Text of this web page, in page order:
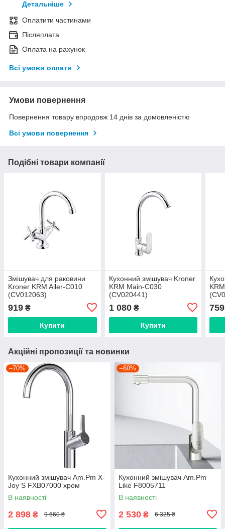
Детальніше
Оплатити частинами
Післяплата
Оплата на рахунок
Всі умови оплати
Умови повернення
Повернення товару впродовж 14 днів за домовленістю
Всі умови повернення
Подібні товари компанії
Змішувач для раковини
Kroner KRM Aller-C010
(CV012063)
919 ₴
Купити
Кухонний змішувач Kroner
KRM Main-C030
(CV020441)
1 080₴
Купити
759
Акційні пропозиції та новинки
–70%
Кухонний змішувач Am.Pm X-
Joy S FXB07000 хром
В наявності
2 898 ₴ 9 660 ₴
–60%
Кухонний змішувач Am.Pm
Like F8005711
В наявності
2 530 ₴ 6 325 ₴